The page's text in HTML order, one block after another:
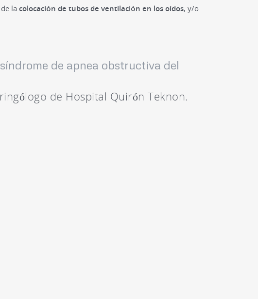
la colocación de tubos de ventilación en los oídos, y/o
de apnea obstructiva del
de Hospital Quirón Teknon.